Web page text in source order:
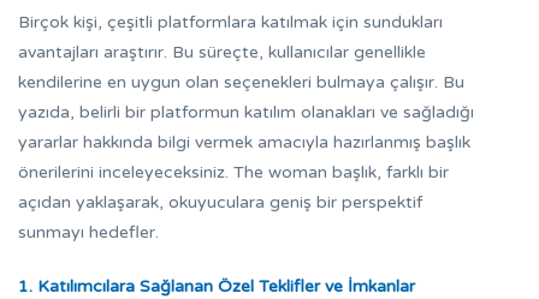
Birçok kişi, çeşitli platformlara katılmak için sundukları
avantajları araştırır. Bu süreçte, kullanıcılar genellikle
kendilerine en uygun olan seçenekleri bulmaya çalışır. Bu
yazıda, belirli bir platformun katılım olanakları ve sağladığı
yararlar hakkında bilgi vermek amacıyla hazırlanmış başlık
önerilerini inceleyeceksiniz. The woman başlık, farklı bir
açıdan yaklaşarak, okuyuculara geniş bir perspektif
sunmayı hedefler.
1. Katılımcılara Sağlanan Özel Teklifler ve İmkanlar